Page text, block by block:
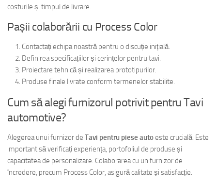
costurile și timpul de livrare.
Pașii colaborării cu Process Color
Contactați echipa noastră pentru o discuție inițială.
Definirea specificațiilor și cerințelor pentru tavi.
Proiectare tehnică și realizarea prototipurilor.
Produse finale livrate conform termenelor stabilite.
Cum să alegi furnizorul potrivit pentru Tavi
automotive?
Alegerea unui furnizor de Tavi pentru piese autoeste crucială. Este
important să verificați experiența, portofoliul de produse și
capacitatea de personalizare. Colaborarea cu un furnizor de
încredere, precum Process Color, asigură calitate și satisfacție.